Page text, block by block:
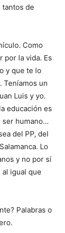
tantos de
Como
por la vida. Es
y que te lo
Teníamos un
Luis y yo.
educación es
ser humano…
del PP, del
Lo
y no por sí
igual que
Palabras o